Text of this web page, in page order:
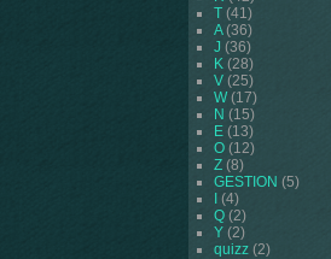
T (41)
A(36)
J (36)
K (28)
V (25)
W(17)
N (15)
E (13)
O (12)
Z (8)
GESTION (5)
(4)
Q (2)
Y (2)
quizz (2)